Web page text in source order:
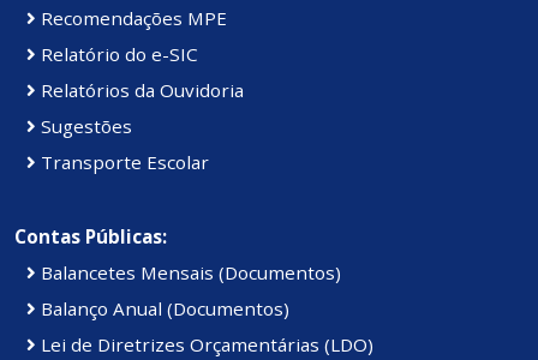
Recomendações MPE
Relatório do e-SIC
Relatórios da Ouvidoria
Sugestões
Transporte Escolar
Contas Públicas:
Balancetes Mensais (Documentos)
Balanço Anual (Documentos)
Lei de Diretrizes Orçamentárias (LDO)